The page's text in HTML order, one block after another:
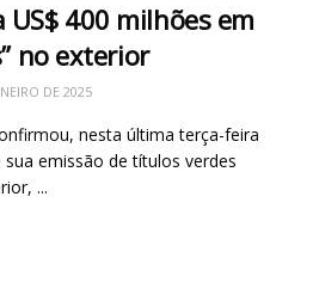
400 milhões em
no exterior
DE 2025
nesta última terça-feira
emissão de títulos verdes
...